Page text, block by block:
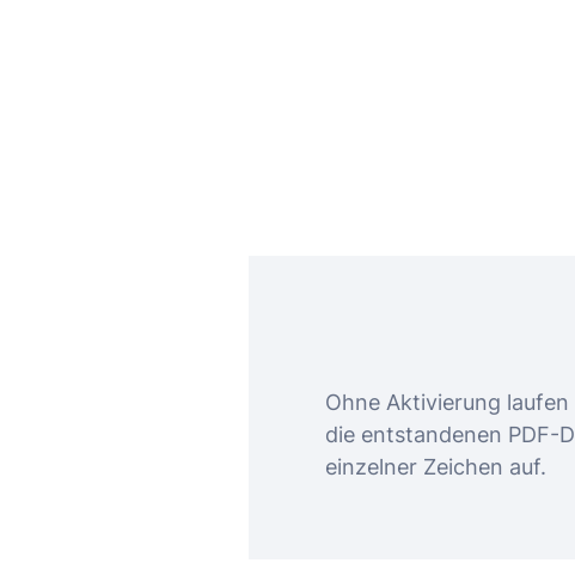
Ohne Aktivierung
die entstandenen PDF-
einzelner Zeichen auf.